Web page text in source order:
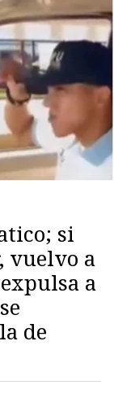
si
vuelvo a
a
de